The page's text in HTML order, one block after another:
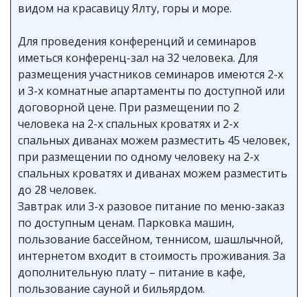
видом на красавицу Ялту, горы и море.
Для проведения конференций и семинаров
иметься конференц-зал на 32 человека. Для
размещения участников семинаров имеются 2-х
и 3-х комнатные апартаменты по доступной или
договорной цене. При размещении по 2
человека на 2-х спальных кроватях и 2-х
спальных диванах можем разместить 45 человек,
при размещении по одному человеку на 2-х
спальных кроватях и диванах можем разместить
до 28 человек.
Завтрак или 3-х разовое питание по меню-заказ
по доступным ценам. Парковка машин,
пользование бассейном, теннисом, шашлычной,
интернетом входит в стоимость проживания. За
дополнительную плату – питание в кафе,
пользование сауной и бильярдом.